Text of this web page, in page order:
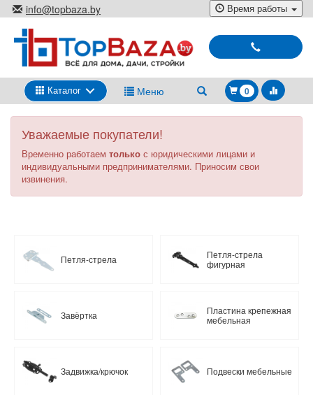
Перейти
к
основному
содержанию
Время работы
info@topbaza.by
г.Минск, ул. Радиальная, 40,
каб. 707-5
Выбирай
ипокупай
Каталог Меню 0
Уважаемые покупатели!
Временно работаем только с юридическими лицами и
индивидуальными предпринимателями. Приносим свои
извинения.
Петля-стрела
Петля-стрела
фигурная
Завёртка
Пластина крепежная
мебельная
Задвижка/крючок Подвески мебельные